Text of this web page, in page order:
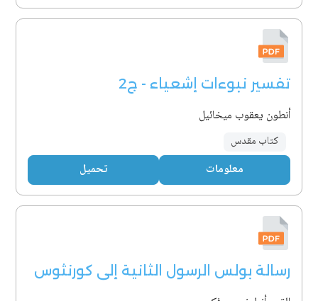
تفسير نبوءات إشعياء - ج2
أنطون يعقوب ميخائيل
كتاب مقدس
معلومات تحميل
رسالة بولس الرسول الثانية إلى كورنثوس